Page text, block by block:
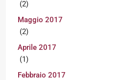
(2)
Maggio 2017
(2)
Aprile 2017
(1)
Febbraio 2017